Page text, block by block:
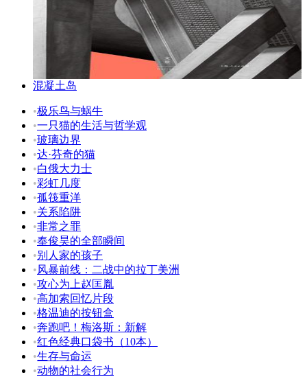
混凝土岛
•极乐鸟与蜗牛
•一只猫的生活与哲学观
•玻璃边界
•达·芬奇的猫
•白俄大力士
•彩虹几度
•孤筏重洋
•关系陷阱
•非常之罪
•奉俊昊的全部瞬间
•别人家的孩子
•风暴前线：二战中的拉丁美洲
•攻心为上赵匡胤
•高加索回忆片段
•格温迪的按钮盒
•奔跑吧！梅洛斯：新解
•红色经典口袋书（10本）
•生存与命运
•动物的社会行为